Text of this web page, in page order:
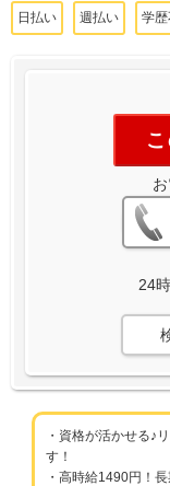
日払い 週払い 学歴
24
・資格が活かせる♪
す！
・高時給1490円！